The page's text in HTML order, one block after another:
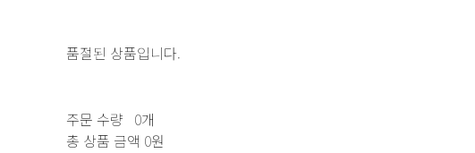
품절된 상품입니다.
주문 수량 0개
총 상품 금액 0원